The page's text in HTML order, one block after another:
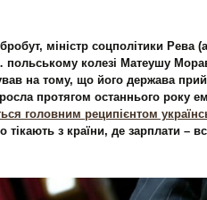
міністр соцполітики Рева
колезі Матеушу
на тому, що його держава
протягом останнього року
головним реципієнтом
тікають з країни, де зарплати –